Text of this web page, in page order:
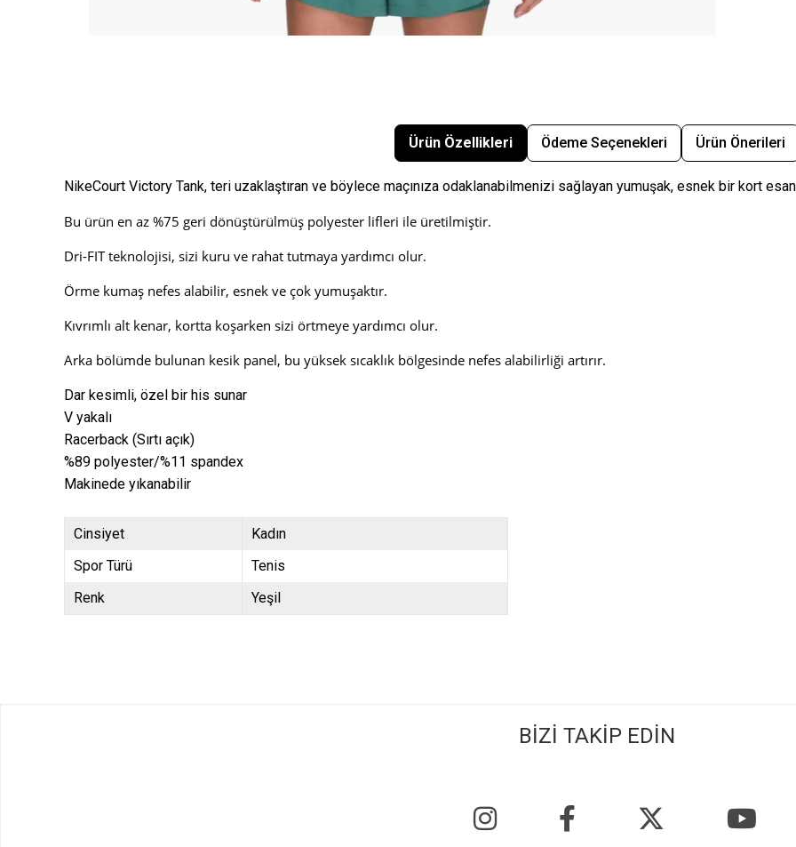
Ürün Özellikleri Ödeme Seçenekleri Ürün Önerileri
NikeCourt Victory Tank, teri uzaklaştıran ve böylece maçınıza odaklanabilmenizi sağlayan yumuşak, esnek bir kort
Bu ürün en az %75 geri dönüştürülmüş polyester lifleri ile üretilmiştir.
Dri-FIT teknolojisi, sizi kuru ve rahat tutmaya yardımcı olur.
Örme kumaş nefes alabilir, esnek ve çok yumuşaktır.
Kıvrımlı alt kenar, kortta koşarken sizi örtmeye yardımcı olur.
Arka bölümde bulunan kesik panel, bu yüksek sıcaklık bölgesinde nefes alabilirliği artırır.
Dar kesimli, özel bir his sunar
V yakalı
Racerback (Sırtı açık)
%89 polyester/%11 spandex
Makinede yıkanabilir
Cinsiyet
Kadın
Spor Türü
Tenis
Renk
Yeşil
BİZİ TAKİP EDİN